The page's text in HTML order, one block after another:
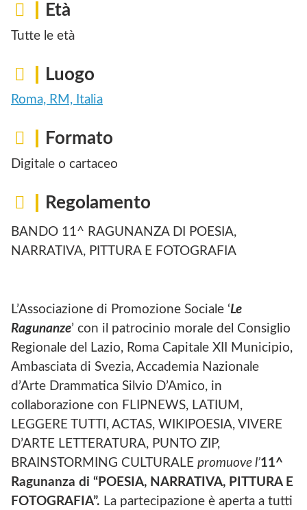
Età
Tutte le età
Luogo
Roma, RM, Italia
Formato
Digitale o cartaceo
Regolamento
BANDO 11^ RAGUNANZA DI POESIA,
NARRATIVA, PITTURA E FOTOGRAFIA
L’Associazione di Promozione Sociale ‘Le
Ragunanze’ con il patrocinio morale del Consiglio
Regionale del Lazio, Roma Capitale XII Municipio,
Ambasciata di Svezia, Accademia Nazionale
d’Arte Drammatica Silvio D’Amico, in
collaborazione con FLIPNEWS, LATIUM,
LEGGERE TUTTI, ACTAS, WIKIPOESIA, VIVERE
D’ARTE LETTERATURA, PUNTO ZIP,
BRAINSTORMING CULTURALE promuove l’11^
Ragunanza di “POESIA, NARRATIVA, PITTURA E
FOTOGRAFIA”. La partecipazione è aperta a tutti